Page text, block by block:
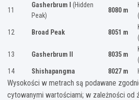
11
Gasherbrum I
(Hidden
Peak)
8080 m
12 Broad Peak 8051 m
13 Gasherbrum II 8035 m
14
Shishapangma 8027 m
Wysokości w metrach są podawane
cytowanymi wartościami; w zależności od